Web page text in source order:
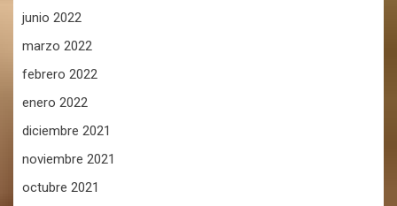
junio 2022
marzo 2022
febrero 2022
enero 2022
diciembre 2021
noviembre 2021
octubre 2021